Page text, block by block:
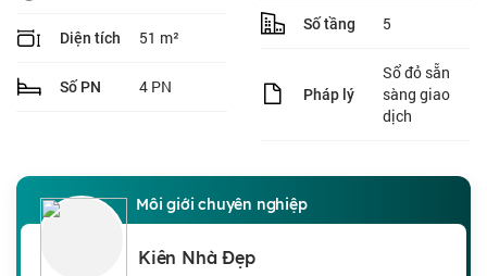
Diện tích 51 m²
Số PN 4 PN
Số tầng 5
Pháp lý
Sổ đỏ sẵn
sàng giao
dịch
Môi giới chuyên nghiệp
Kiên Nhà Đẹp